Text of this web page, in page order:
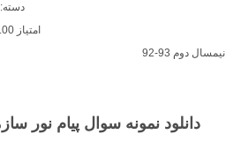
دسته:
امتیاز 5.00 (1 رای)
نیمسال دوم 93-92